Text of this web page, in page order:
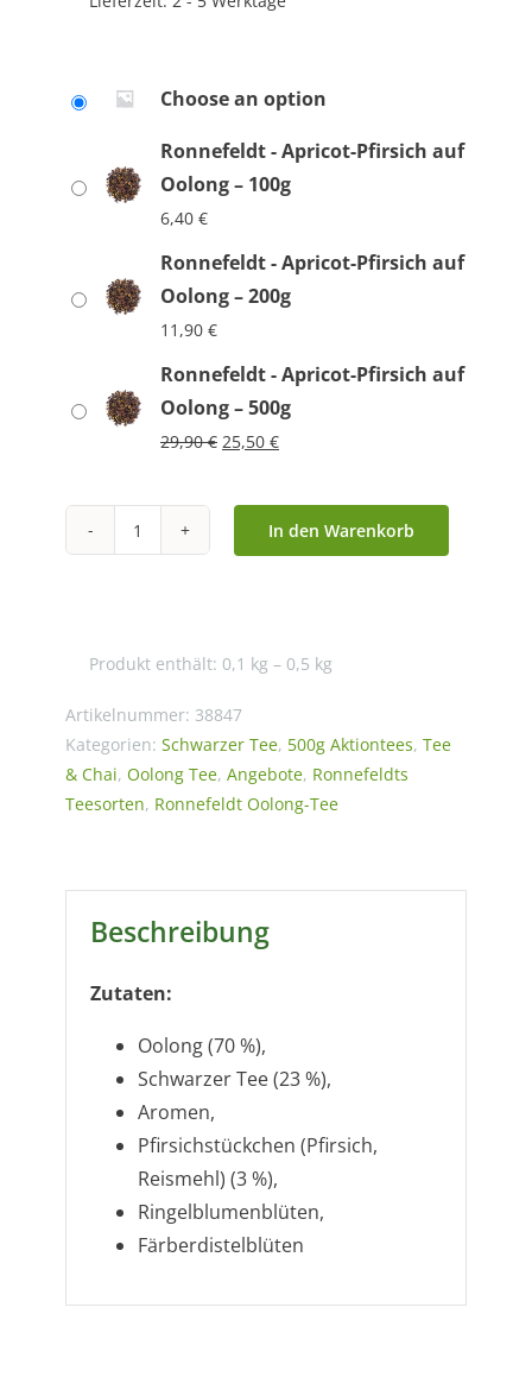
Choose an option
Ronnefeldt - Apricot-Pfirsich auf
Oolong – 100g
6,40 €
Ronnefeldt - Apricot-Pfirsich auf
Oolong – 200g
11,90 €
Ronnefeldt - Apricot-Pfirsich auf
Oolong – 500g
29,90€ Ursprünglicher
war:
29,90 €
25,50 €Aktueller
ist:
25,50 €.
Ronnefeldt
auf
Oolong
Menge
In den Warenkorb
Produkt enthält: 0,1 kg – 0,5 kg
Artikelnummer: 38847
Kategorien: Schwarzer Tee, 500g Aktiontees, Tee
& Chai, Oolong Tee, Angebote, Ronnefeldts
Teesorten, Ronnefeldt Oolong-Tee
Beschreibung
Zutaten:
Oolong (70 %),
Schwarzer Tee (23 %),
Aromen,
Pfirsichstückchen (Pfirsich,
Reismehl) (3 %),
Ringelblumenblüten,
Färberdistelblüten